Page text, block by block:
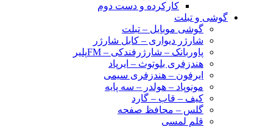
کارکرده و دست دوم
گوشی و تبلت
گوشی موبایل – تبلت
شارژر دیواری – کابل شارژر
پاوربانک – شارژرفندکی – FMپلیر
هندزفری بلوتوث – ایرپاد
ایرفون – هندزفری سیمی
مونوپاد – هولدر – سه پایه
کیف – قاب – گارد
گلس – محافظ صفحه
قلم لمسی